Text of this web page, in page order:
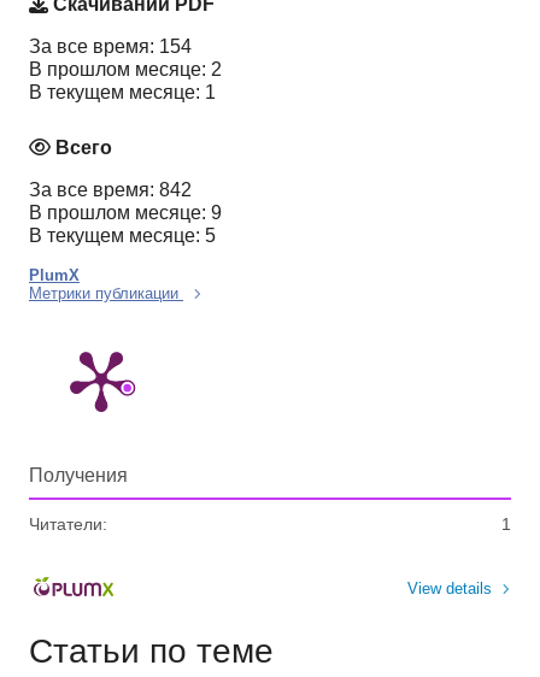
За все время: 154
В прошлом месяце: 2
В текущем месяце: 1
Всего
За все время: 842
В прошлом месяце: 9
В текущем месяце: 5
PlumX
Метрики публикации
Получения
Читатели: 1
View details
Статьи по теме